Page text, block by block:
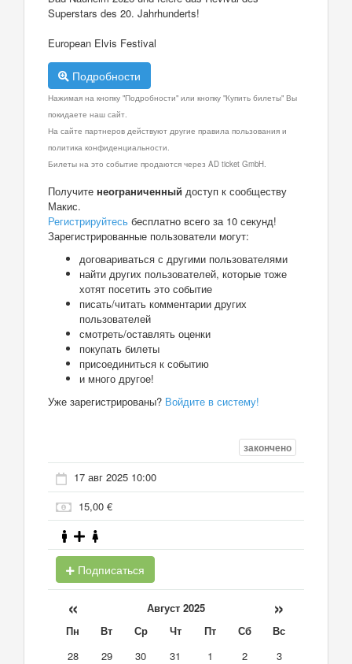
Superstars des 20. Jahrhunderts!
European Elvis Festival
Подробности
Нажимая на кнопку "Подробности" или кнопку "Купить билеты" Вы
покидаете наш сайт.
На сайте партнеров действуют другие правила пользования и
политика конфиденциальности.
Билеты на это событие продаются через AD ticket GmbH.
Получите неограниченный доступ к сообществу
Макис.
Регистрируйтесь бесплатно всего за 10 секунд!
Зарегистрированные пользователи могут:
договариваться с другими пользователями
найти других пользователей, которые тоже
хотят посетить это событие
писать/читать комментарии других
пользователей
смотреть/оставлять оценки
покупать билеты
присоединиться к событию
и много другое!
Уже зарегистрированы? Войдите в систему!
закончено
17 авг 2025 10:00
15,00 €
Подписаться
« Август 2025 »
Пн Вт Ср Чт Пт Сб
Вс
28
29 30 31 1 2
3